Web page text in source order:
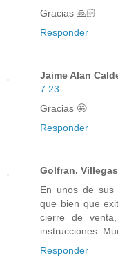
Gracias 🙏🏻
Responder
Jaime Alan
7:23
Gracias 🤩
Responder
Golfran. Villegas
En unos de sus
que bien que
cierre de
instrucciones.
Responder